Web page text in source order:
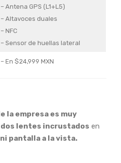
– Antena GPS (L1+L5)
– Altavoces duales
– NFC
– Sensor de huellas lateral
– En $24,999 MXN
la empresa es muy
dos lentes incrustados en
pantalla a la vista.